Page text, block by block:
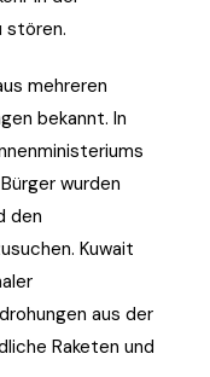
stören.
mehreren
bekannt. In
wurden
den
Kuwait
aus der
Raketen und